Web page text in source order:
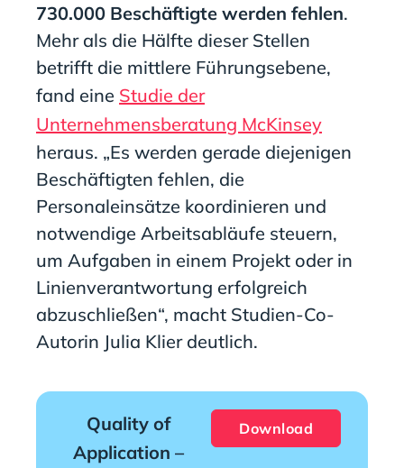
730.000 Beschäftigte werden fehlen.
Mehr als die Hälfte dieser Stellen
betrifft die mittlere Führungsebene,
fand eine Studie der
Unternehmensberatung McKinsey
heraus. „Es werden gerade diejenigen
Beschäftigten fehlen, die
Personaleinsätze koordinieren und
notwendige Arbeitsabläufe steuern,
um Aufgaben in einem Projekt oder in
Linienverantwortung erfolgreich
abzuschließen“, macht Studien-Co-
Autorin Julia Klier deutlich.
Quality of
Application –
Download